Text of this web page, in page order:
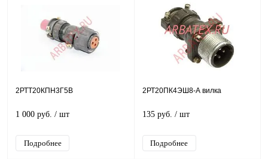
2РТТ20КПН3Г5В
1 000 руб. / шт
Подробнее
2РТ20ПК4ЭШ8-А вилка
135 руб. / шт
Подробнее